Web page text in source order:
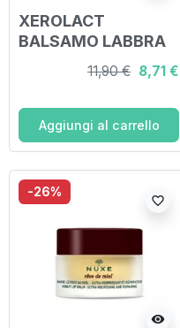
XEROLACT
BALSAMO LABBRA
11,90 € 8,71 €
Aggiungi al carrello
-26%
visibility
favorite_border